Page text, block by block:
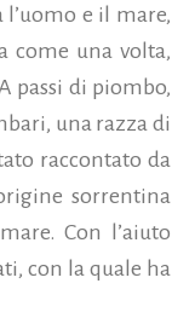
e il mare,
come una volta,
passi di piombo,
una razza di
raccontato da
sorrentina
Con l’aiuto
con la quale ha